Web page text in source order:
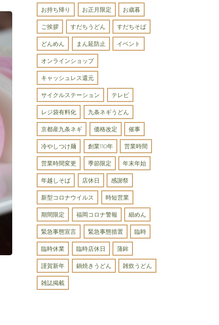
お持ち帰り お正月限定 お歳暮
ご挨拶 すだちうどん すだちそば
どんめん まん延防止 イベント
オンラインショップ
キャッシュレス還元
サイクルステーション テレビ
レジ袋有料化 九条ネギうどん
京都産九条ネギ 価格改定 催事
冷やしつけ麺 創業110年 営業時間
営業時間変更 季節限定 年末年始
年越しそば 店休日 感謝祭
新型コロナウイルス 時短営業
期間限定 福岡コロナ警報 細めん
緊急事態宣言 緊急事態措置 臨時
臨時休業 臨時店休日 蒲鉾
謹賀新年 鍋焼きうどん 雑炊うどん
雑誌掲載